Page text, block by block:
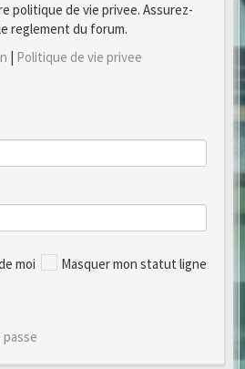
politique de vie privee. Assurez-
reglement du forum.
| Politique de vie privee
moi Masquer mon statut ligne
passe